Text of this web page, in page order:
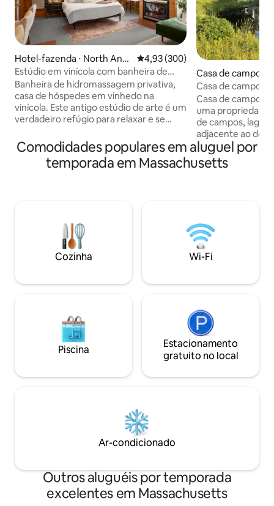
Hotel-fazenda ⋅ North And
over
4,93 de uma avaliação média de
4,93 (300)
Estúdio em vinícola com banheira de
hidromassagem privativa e degustação
de vinhos
Banheira de hidromassagem privativa,
casa de hóspedes em vinhedo na
vinícola. Este antigo estúdio de arte é um
verdadeiro refúgio para relaxar e se
natural, fica ao lado de um dos nossos
celeiros históricos de 1800 na
propriedade da vinícola com vista para o
poucos minutos de lojas e restaurantes.
Sua estadia inclui uma degustação de
vinhos de cortesia e 10% de desconto
em todas as compras de garrafas de
Casa de campo ⋅
m
Casa de campo
Casa de campo
uma propriedade
de campos,
adjacente ao
Quabbin. Ideal
observadores de
este retiro
mobiliado e viga
vista para a
arredores,
doce e relaxe na
Comodidades populares em aluguel por
temporada em Massachusetts
Cozinha Wi-Fi
Piscina
Estacionamento
gratuito no local
Ar-condicionado
Outros aluguéis por temporada
excelentes em Massachusetts